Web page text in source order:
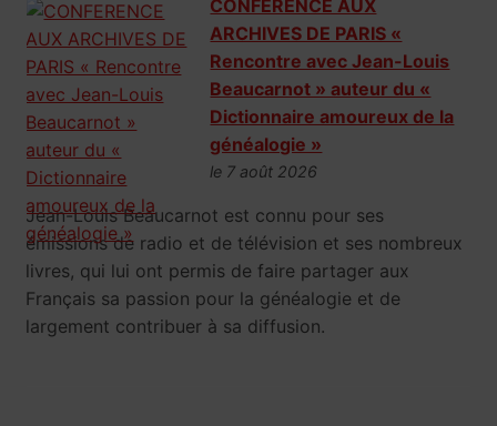
CONFERENCE AUX
ARCHIVES DE PARIS «
Rencontre avec Jean-Louis
Beaucarnot » auteur du «
Dictionnaire amoureux de la
généalogie »
le 7 août 2026
Jean-Louis Beaucarnot est connu pour ses
émissions de radio et de télévision et ses nombreux
livres, qui lui ont permis de faire partager aux
Français sa passion pour la généalogie et de
largement contribuer à sa diffusion.